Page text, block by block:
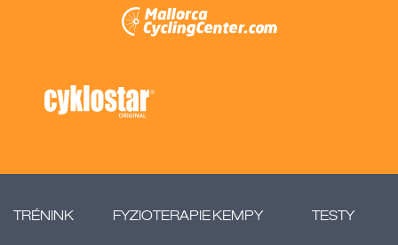
TRÉNINK FYZIOTERAPIE KEMPY TESTY